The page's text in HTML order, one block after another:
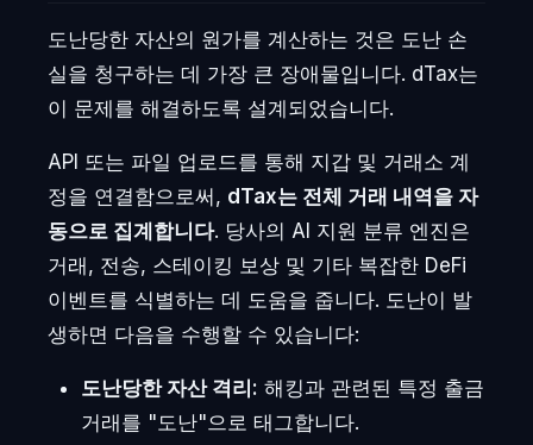
도난당한 자산의 원가를 계산하는 것은 도난 손
실을 청구하는 데 가장 큰 장애물입니다. dTax는
이 문제를 해결하도록 설계되었습니다.
API 또는 파일 업로드를 통해 지갑 및 거래소 계
정을 연결함으로써, dTax는 전체 거래 내역을 자
동으로 집계합니다. 당사의 AI 지원 분류 엔진은
거래, 전송, 스테이킹 보상 및 기타 복잡한 DeFi
이벤트를 식별하는 데 도움을 줍니다. 도난이 발
생하면 다음을 수행할 수 있습니다:
도난당한 자산 격리: 해킹과 관련된 특정 출금
거래를 "도난"으로 태그합니다.